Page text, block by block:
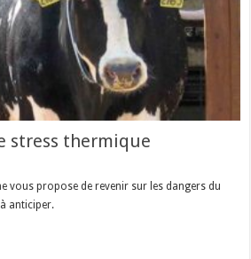
stress thermique
vous propose de revenir sur les dangers du
anticiper.